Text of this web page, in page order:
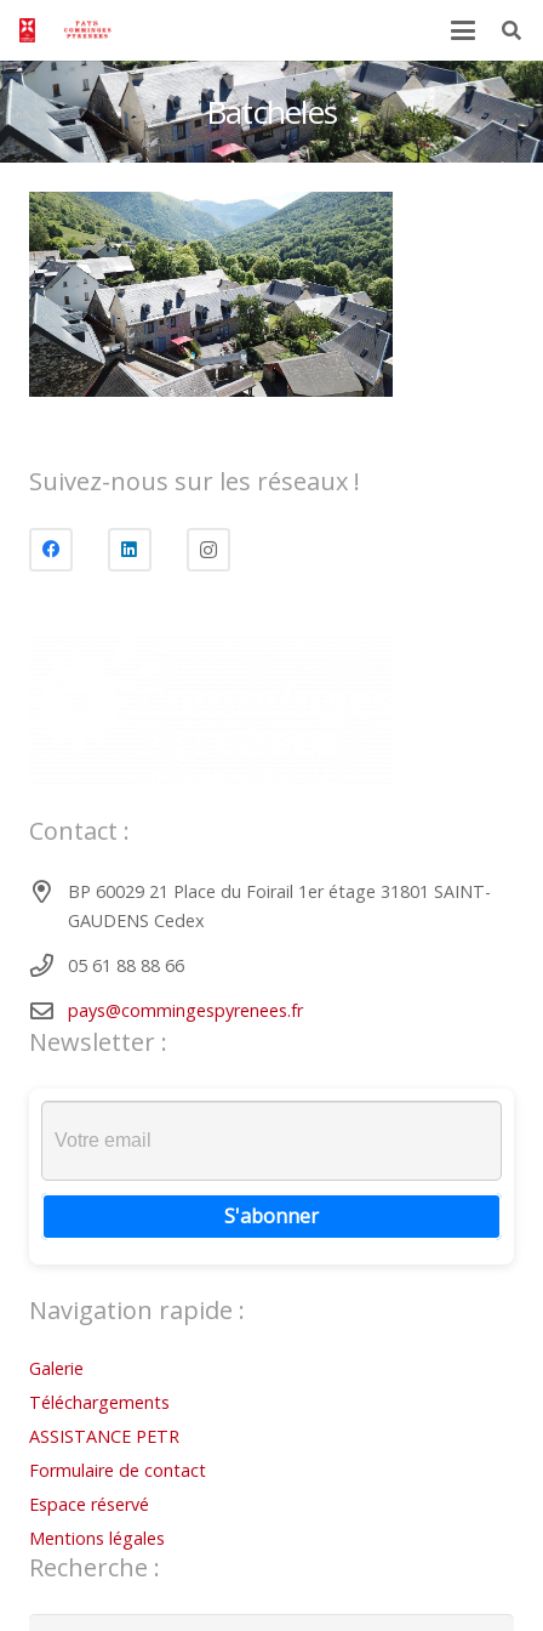
Batcheles
Suivez-nous sur les réseaux !
Contact :
BP 60029 21 Place du Foirail 1er étage 31801 SAINT-
GAUDENS Cedex
05 61 88 88 66
pays@commingespyrenees.fr
Newsletter :
S'abonner
Navigation rapide :
Galerie
Téléchargements
ASSISTANCE PETR
Formulaire de contact
Espace réservé
Mentions légales
Recherche :